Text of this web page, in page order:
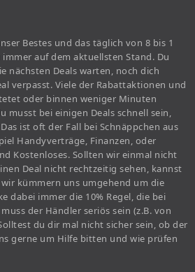
Bestes und das täglich von 8 bis 1
auf dem aktuellsten Stand. Du
nächsten Deals warten, noch dich
verpasst. Viele der Rabattaktionen und
oder binnen weniger Minuten
musst bei einigen Deals schnell sein,
ist oft der Fall bei Schnäppchen aus
Handyverträge, Finanzen, oder
Kostenloses. Sollten wir einmal nicht
Deal nicht rechtzeitig sehen, kannst
kümmern uns umgehend um die
dabei immer die 10% Regel, die bei
der Händler seriös sein (z.B. von
du dir mal nicht sicher sein, ob der
gerne um Hilfe bitten und wie prüfen